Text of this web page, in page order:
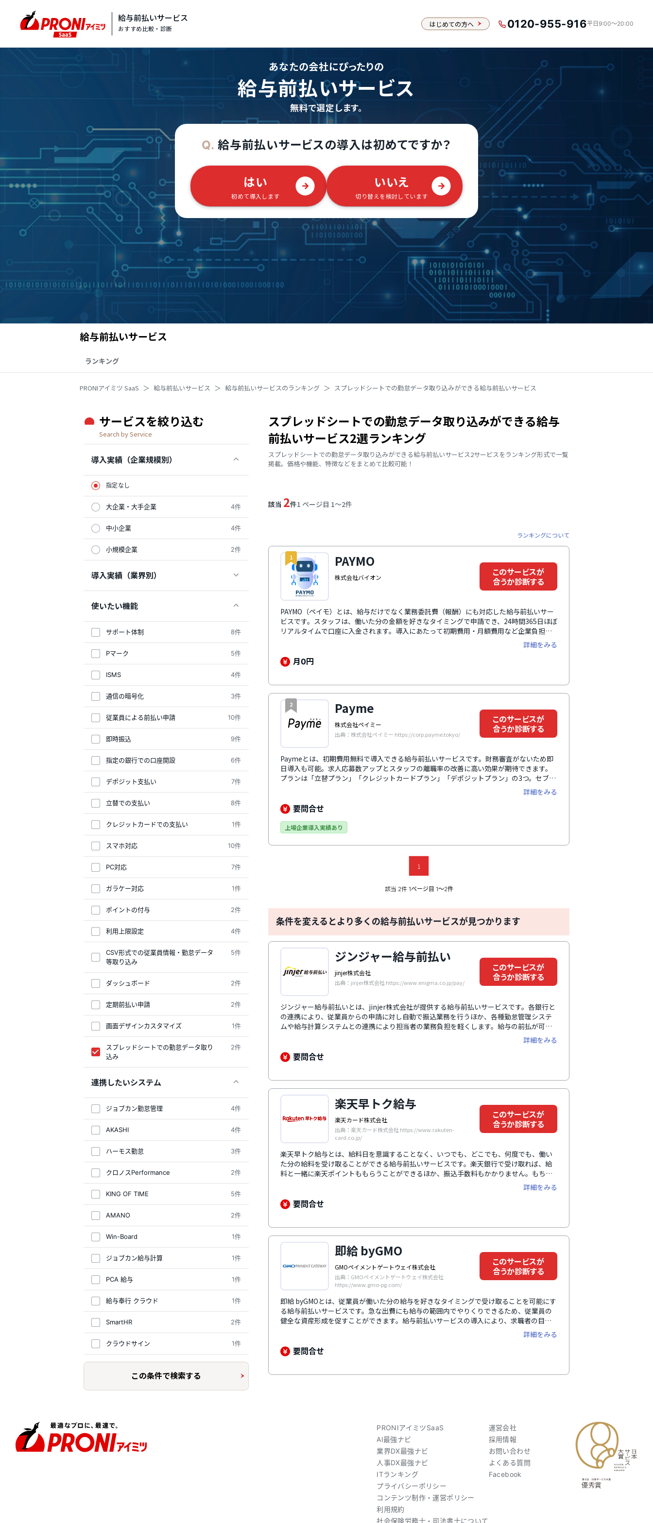
給与前払いサービス
おすすめ比較・診断 はじめての方へ 0120-955-916平日9:00〜20:00
あなたの会社にぴったりの
給与前払いサービス
無料で選定します。
Q. 給与前払いサービスの導入は初めてですか？
はい
初めて導入します
いいえ
切り替えを検討しています
給与前払いサービス
ランキング
PRONIアイミツ SaaS 給与前払いサービス 給与前払いサービスのランキング スプレッドシートでの勤怠データ取り込みができる給与前払いサービス
サービスを絞り込む
Search by Service
導入実績（企業規模別）
指定なし
大企業・大手企業 4件
中小企業 4件
小規模企業 2件
導入実績（業界別）
使いたい機能
サポート体制 8件
Pマーク 5件
ISMS 4件
通信の暗号化 3件
従業員による前払い申請 10件
即時振込 9件
指定の銀行での口座開設 6件
デポジット支払い 7件
立替での支払い 8件
クレジットカードでの支払い 1件
スマホ対応 10件
PC対応 7件
ガラケー対応 1件
ポイントの付与 2件
利用上限設定 4件
CSV形式での従業員情報・勤怠データ
等取り込み
5件
ダッシュボード 2件
定期前払い申請 2件
画面デザインカスタマイズ 1件
スプレッドシートでの勤怠データ取り
込み
2件
連携したいシステム
ジョブカン勤怠管理 4件
AKASHI 4件
ハーモス勤怠 3件
クロノスPerformance 2件
KING OF TIME 5件
AMANO 2件
Win-Board 1件
ジョブカン給与計算 1件
PCA 給与 1件
給与奉行 クラウド 1件
SmartHR 2件
クラウドサイン 1件
この条件で検索する
スプレッドシートでの勤怠データ取り込みができる給与
前払いサービス2選ランキング
スプレッドシートでの勤怠データ取り込みができる給与前払いサービス2サービスをランキング形式で一覧
掲載。価格や機能、特徴などをまとめて比較可能！
該当 2件1 ページ目 1〜2件
ランキングについて
1 PAYMO
株式会社バイオン
このサービスが
合うか診断する
PAYMO（ペイモ）とは、給与だけでなく業務委託費（報酬）にも対応した給与前払いサー
ビスです。スタッフは、働いた分の金額を好きなタイミングで申請でき、24時間365日ほぼ
リアルタイムで口座に入金されます。導入にあたって初期費用・月額費用など企業負担は
一切ありません。さらに、立替払いと直接払いのどちらにも対応しているため、自社の運
詳細をみる
月0円
2 Payme
株式会社ペイミー
出典：株式会社ペイミー https://corp.payme.tokyo/
このサービスが
合うか診断する
Paymeとは、初期費用無料で導入できる給与前払いサービスです。財務審査がないため即
日導入も可能。求人応募数アップとスタッフの離職率の改善に高い効果が期待できます。
プランは「立替プラン」「クレジットカードプラン」「デポジットプラン」の3つ。セブン
銀行口座を使用する「デポジットプラン」であれば365日24時間、リアルタイムの振込が
可能です。多くの勤怠管理システムや給与計算システムなどと連携することで、導入時の
運用工数を削減。利用開始から利用開始後まで、マンツーマンによる充実したフォロー体
制で導入をサポートします。
詳細をみる
要問合せ
上場企業導入実績あり
1
該当 2件 1ページ目 1〜2件
条件を変えるとより多くの給与前払いサービスが見つかります
ジンジャー給与前払い
jinjer株式会社
出典：jinjer株式会社 https://www.enigma.co.jp/pay/
このサービスが
合うか診断する
ジンジャー給与前払いとは、jinjer株式会社が提供する給与前払いサービスです。各銀行と
の連携により、従業員からの申請に対し自動で振込業務を行うほか、各種勤怠管理システ
ムや給与計算システムとの連携により担当者の業務負担を軽くします。給与の前払が可能
になることで、求人応募数の向上や従業員の定着率向上にもつながります。さらに、SSLに
よる通信の暗号化や二段階認証の利用、管理者以外の操作履歴の閲覧が可能といったセキ
ュリティ対策により、データの安全と保護を確保しています。福利厚生サービスの一つと
して多くの企業の導入実績があり、テレビなどのメディアにも多数取り上げられ注目され
詳細をみる
要問合せ
楽天早トク給与
楽天カード株式会社
出典：楽天カード株式会社 https://www.rakuten-
card.co.jp/
このサービスが
合うか診断する
楽天早トク給与とは、給料日を意識することなく、いつでも、どこでも、何度でも、働い
た分の給料を受け取ることができる給与前払いサービスです。楽天銀行で受け取れば、給
料と一緒に楽天ポイントももらうことができるほか、振込手数料もかかりません。もちろ
ん、楽天銀行以外の銀行口座でも受け取り可能です。「立替型」や「貸付型」とは異な
り、企業の法人口座から直接従業員の銀行口座に振り込まれるため、給与支払いの原則に
則ったクリアなサービスとして安心感があります。また、導入・運用に際して企業や従業
員をサポートするためのコールセンターを設置するなど、万全のフォロー体制を整えてい
詳細をみる
要問合せ
即給 byGMO
GMOペイメントゲートウェイ株式会社
出典：GMOペイメントゲートウェイ株式会社
https://www.gmo-pg.com/
このサービスが
合うか診断する
即給 byGMOとは、従業員が働いた分の給与を好きなタイミングで受け取ることを可能にす
る給与前払いサービスです。急な出費にも給与の範囲内でやりくりできるため、従業員の
健全な資産形成を促すことができます。給与前払いサービスの導入により、求職者の目に
も止まりやすくなるため、応募数の増加につながります。さらに福利厚生サービスととし
て従業員の離職率低下も期待できます。事前に雇用主が資金を準備しておく「デポジット
型」と、一時的にGMO-PGが立て替え、後日清算する「立替型」と、導入企業のニーズに
合わせた2種類の仕組みから選択可能。サービス開始以来1,000社以上の導入実績がありま
詳細をみる
要問合せ
PRONIアイミツSaaS
AI最強ナビ
業界DX最強ナビ
人事DX最強ナビ
ITランキング
プライバシーポリシー
コンテンツ制作・運営ポリシー
利用規約
社会保険労務士・司法書士について
運営会社
採用情報
お問い合わせ
よくある質問
Facebook